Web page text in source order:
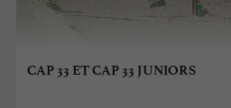
CAP 33 ET CAP 33 JUNIORS